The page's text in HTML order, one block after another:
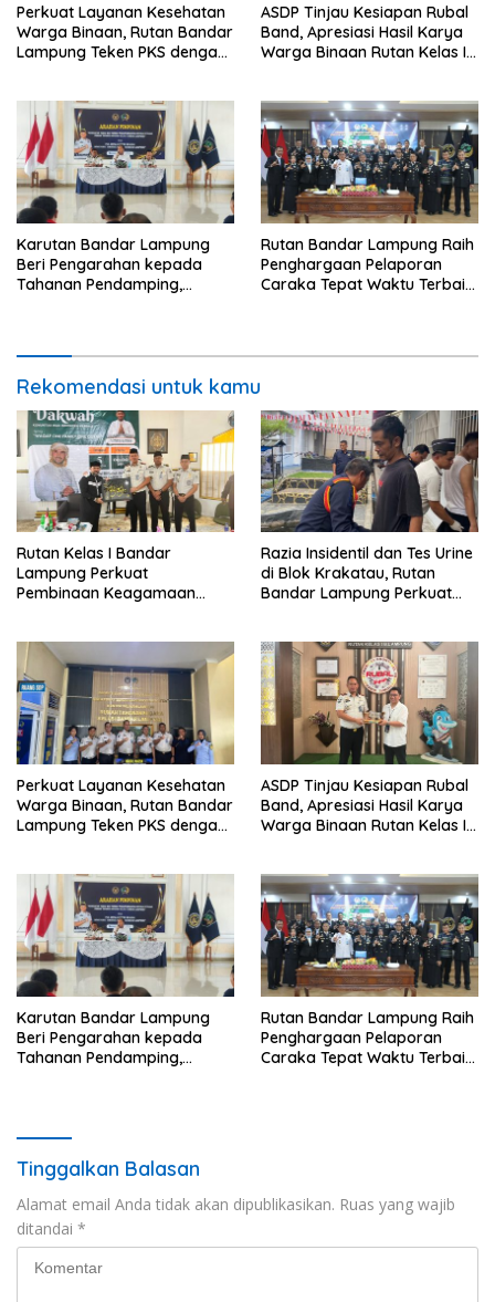
Perkuat Layanan Kesehatan
Warga Binaan, Rutan Bandar
Lampung Teken PKS dengan
ASDP Tinjau Kesiapan Rubal
Band, Apresiasi Hasil Karya
Warga Binaan Rutan Kelas I
Karutan Bandar Lampung
Beri Pengarahan kepada
Tahanan Pendamping,
Rutan Bandar Lampung Raih
Penghargaan Pelaporan
Caraka Tepat Waktu Terbaik
Rekomendasi untuk kamu
Rutan Kelas I Bandar
Lampung Perkuat
Pembinaan Keagamaan
Habsyi
Razia Insidentil dan Tes Urine
di Blok Krakatau, Rutan
Bandar Lampung Perkuat
HALINAR
Perkuat Layanan Kesehatan
Warga Binaan, Rutan Bandar
Lampung Teken PKS dengan
ASDP Tinjau Kesiapan Rubal
Band, Apresiasi Hasil Karya
Warga Binaan Rutan Kelas I
Karutan Bandar Lampung
Beri Pengarahan kepada
Tahanan Pendamping,
Rutan Bandar Lampung Raih
Penghargaan Pelaporan
Caraka Tepat Waktu Terbaik
Tinggalkan Balasan
Alamat email Anda tidak akan dipublikasikan. Ruas yang wajib
ditandai *